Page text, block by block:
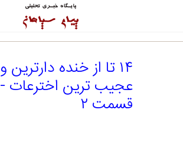
۱۴ تا از خنده دارترین و
عجیب ترین اخترعات -
قسمت ۲